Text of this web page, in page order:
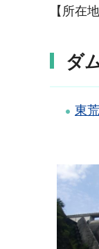
【所在
ダ
東